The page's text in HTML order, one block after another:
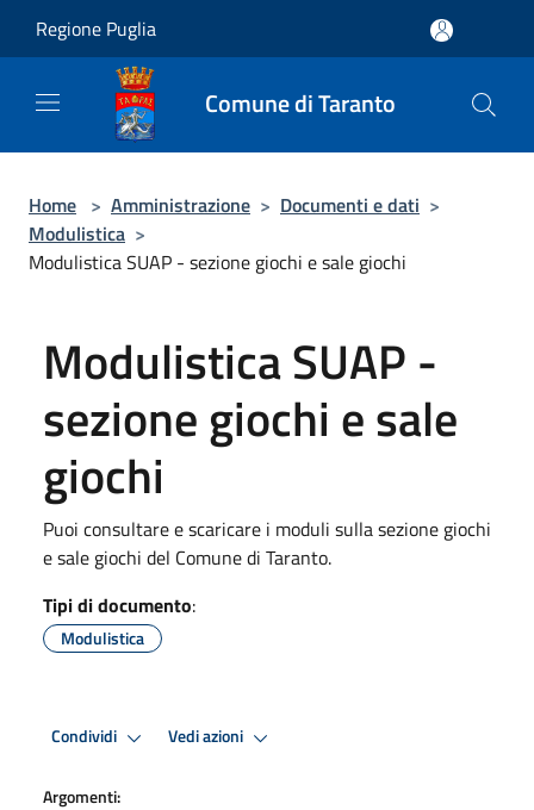
Regione Puglia
Comune di Taranto
Home > Amministrazione > Documenti e dati >
Modulistica >
Modulistica SUAP - sezione giochi e sale giochi
Modulistica SUAP -
sezione giochi e sale
giochi
Puoi consultare e scaricare i moduli sulla sezione giochi
e sale giochi del Comune di Taranto.
Tipi di documento:
Modulistica
Condividi Vedi azioni
Argomenti: